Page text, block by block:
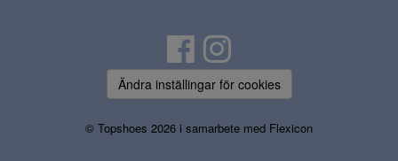
Ändra inställingar för cookies
© Topshoes 2026 i samarbete med Flexicon